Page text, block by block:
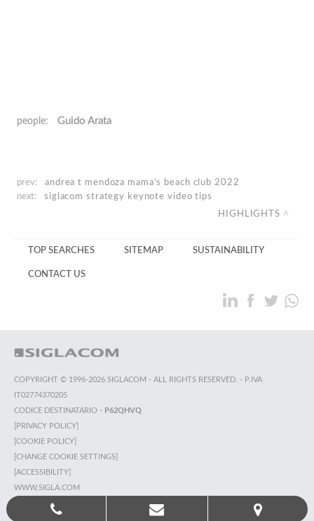
people: Guido Arata
prev: andrea t mendoza mama's beach club 2022
next:
siglacom strategy keynote video tips
HIGHLIGHTS
TOP SEARCHES SITEMAP SUSTAINABILITY
CONTACT US
COPYRIGHT © 1996-2026 SIGLACOM - ALL RIGHTS RESERVED. - P.IVA
IT02774370205
CODICE DESTINATARIO - P62QHVQ
[PRIVACY POLICY]
[COOKIE POLICY]
[CHANGE COOKIE SETTINGS]
[ACCESSIBILITY]
WWW.SIGLA.COM